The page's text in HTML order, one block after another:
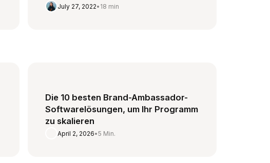
July 27, 2022• 18 min
Die 10 besten Brand-Ambassador-
Softwarelösungen, um Ihr Programm
zu skalieren
April 2, 2026•5 Min.